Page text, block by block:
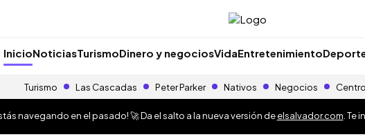
InicioNoticiasTurismoDinero y negociosVidaEntretenimiento
Turismo Las Cascadas Peter Parker Nativos Negocios
navegando en el pasado! 🚀 Da el salto a la nueva versión deelsalvador.com .